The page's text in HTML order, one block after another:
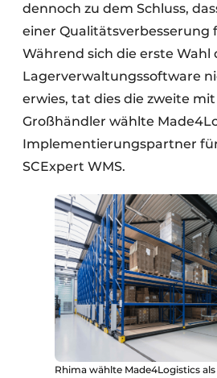
dennoch zu dem Schluss,
einer Qualitätsverbesserung
Während sich die erste Wahl
Lagerverwaltungssoftware
erwies, tat dies die zweite
Großhändler wählte
Implementierungspartner
SCExpert WMS.
Rhima wählte Made4Logistics als